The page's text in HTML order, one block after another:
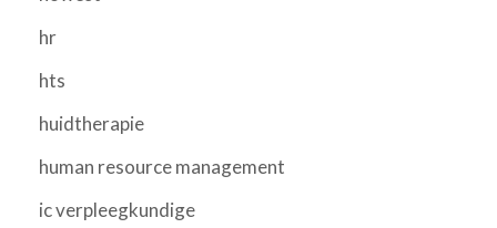
hr
hts
huidtherapie
human resource management
ic verpleegkundige